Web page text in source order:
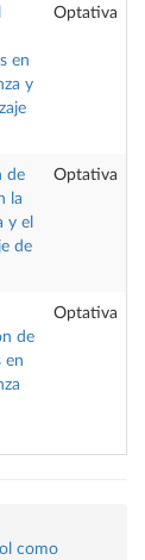
en
y
Optativa
de
la
y el
de
Optativa
de
en
Optativa
como